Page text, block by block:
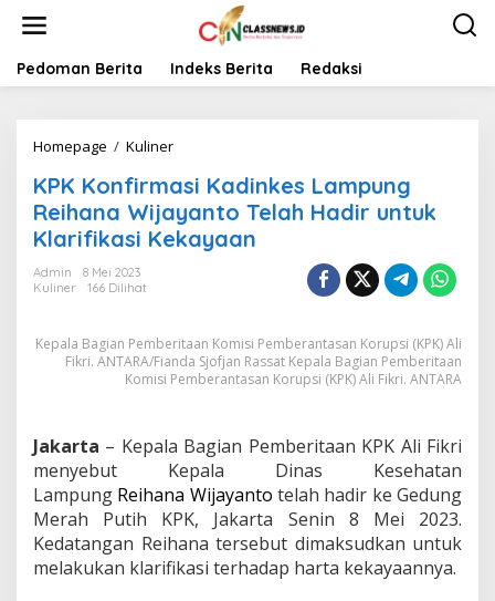
t
Pedoman Berita Indeks Berita Redaksi
Homepage / Kuliner
K
K
o
n
a
s
i
d
i
k
e
s
L
KPK Konfirmasi Kadinkes Lampung
Reihana Wijayanto Telah Hadir untuk
Klarifikasi Kekayaan
Admin
8 Mei 2023
Kuliner
166 Dilihat
Kepala Bagian Pemberitaan Komisi Pemberantasan Korupsi (KPK) Ali
Fikri. ANTARA/Fianda Sjofjan Rassat Kepala Bagian Pemberitaan
Komisi Pemberantasan Korupsi (KPK) Ali Fikri. ANTARA
Jakarta – Kepala Bagian Pemberitaan KPK Ali Fikri
menyebut Kepala Dinas Kesehatan
Lampung Reihana Wijayanto telah hadir ke Gedung
Merah Putih KPK, Jakarta Senin 8 Mei 2023.
Kedatangan Reihana tersebut dimaksudkan untuk
melakukan klarifikasi terhadap harta kekayaannya.